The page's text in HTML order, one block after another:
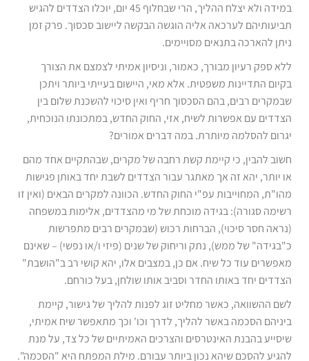
במידה ולא יצלח ההליך, הרי שבחלוף 45 יום, יוכלו הצדדים להגיש
תביעותיהם לערכאה אליה הוגשה הבקשה ליישוב סכסוך. פרק זמן
ניתן להארכה בתנאים מסויימים.
ללא ספק רעיון מבורך, כאמור, וניסיון אמיתי לצמצם את הצורך
בקיום התדיינות משפטית. אלא מאי, היישום בעייתי ביותר ויתכן
שבמקרים רבים, בהם הסכסוך חריף ואין סיכוי להשכנת שלום בין
הצדדים עם אפשרות לשיח, אזי, החוק החדש, במתכונתו הנוכחית,
יגרום להסלמה מיותרת. במה דברים אמורים?
חשוב להבין, כי קיימת קשת רחבה של מקרים, שבהתקיים אחד מהם
או יותר, יהא זה אך מאתגר עבור הצדדים לשבת יחד באותן פגישות
מהו"ת, המחוייבות עפ"י החוק החדש. הכוונה למקרים הבאים (ואין זו
רשימה סגורה): בגידה מוכחת של מי מהצדדים, אלימות במשפחה
(נראה חסר סיכוי), הברחות רכוש (שבמקרים רבים מתפרשות
כ"בגידה" של ממש), נתק וריחוק של שנים (פיזי ו/או נפשי) – שאינם
מאפשרים עוד כל שיח. אם כן, במצבים אלו, יהא קושי רב ב"הושבת"
הצדדים יחד באותו החדר וסביב אותו שולחן, בעל כורחם.
לשם ההשוואה, כאשר מחליט זוג לפנות להליך של גישור, קיימת
ביניהם הסכמה באשר להליך, לדרך וכו' וכך מתאפשר שיח אמיתי,
שיסייע בהבנת האינטרסים והצרכים האמיתיים של כל צד, על מנת
להגיע להסכם שיהא נכון ביותר עבורם. מילת המפתח היא "הסכמה".